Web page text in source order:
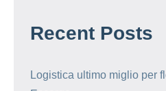
Recent Posts
Logistica ultimo miglio per